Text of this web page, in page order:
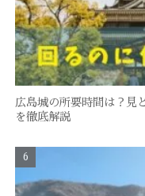
広島城の所要時間は？見
を徹底解説